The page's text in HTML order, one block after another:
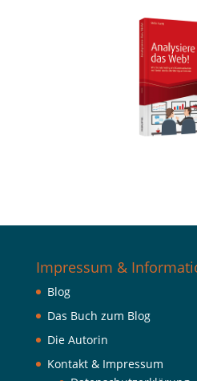
Impressum &
Blog
Das Buch zum Blog
Die Autorin
Kontakt & Impressum